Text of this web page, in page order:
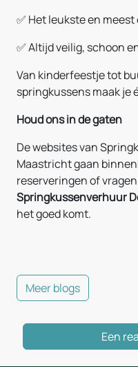
✅ Het leukste en
✅ Altijd veilig, schoon
Van kinderfeestje tot
springkussens maak je
Houd ons in de gaten
De websites van
Maastricht gaan
reserveringen of
Springkussenverhuur
het goed komt.
Meer blogs
Een